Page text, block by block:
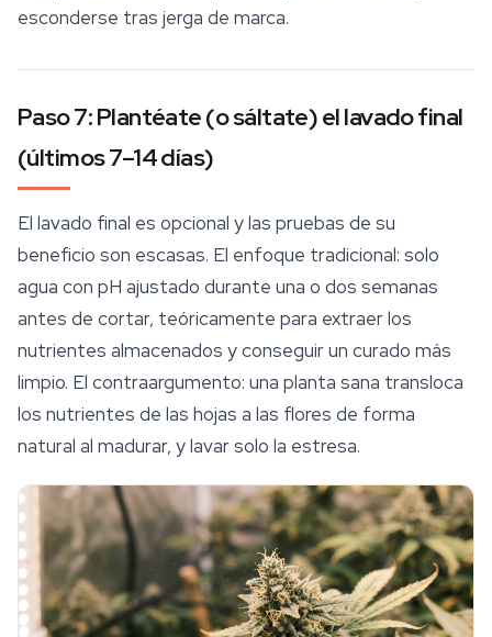
esconderse tras jerga de marca.
Paso 7: Plantéate (o sáltate) el lavado final
(últimos 7–14 días)
El lavado final es opcional y las pruebas de su
beneficio son escasas. El enfoque tradicional: solo
agua con pH ajustado durante una o dos semanas
antes de cortar, teóricamente para extraer los
nutrientes almacenados y conseguir un curado más
limpio. El contraargumento: una planta sana transloca
los nutrientes de las hojas a las flores de forma
natural al madurar, y lavar solo la estresa.